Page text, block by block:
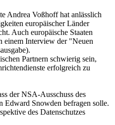
Andrea Voßhoff hat anlässlich
europäischer Länder
Auch europäische Staaten
einem Interview der "Neuen
Partnern schwierig sein,
erfolgreich zu
der NSA-Ausschuss des
Edward Snowden befragen solle.
des Datenschutzes